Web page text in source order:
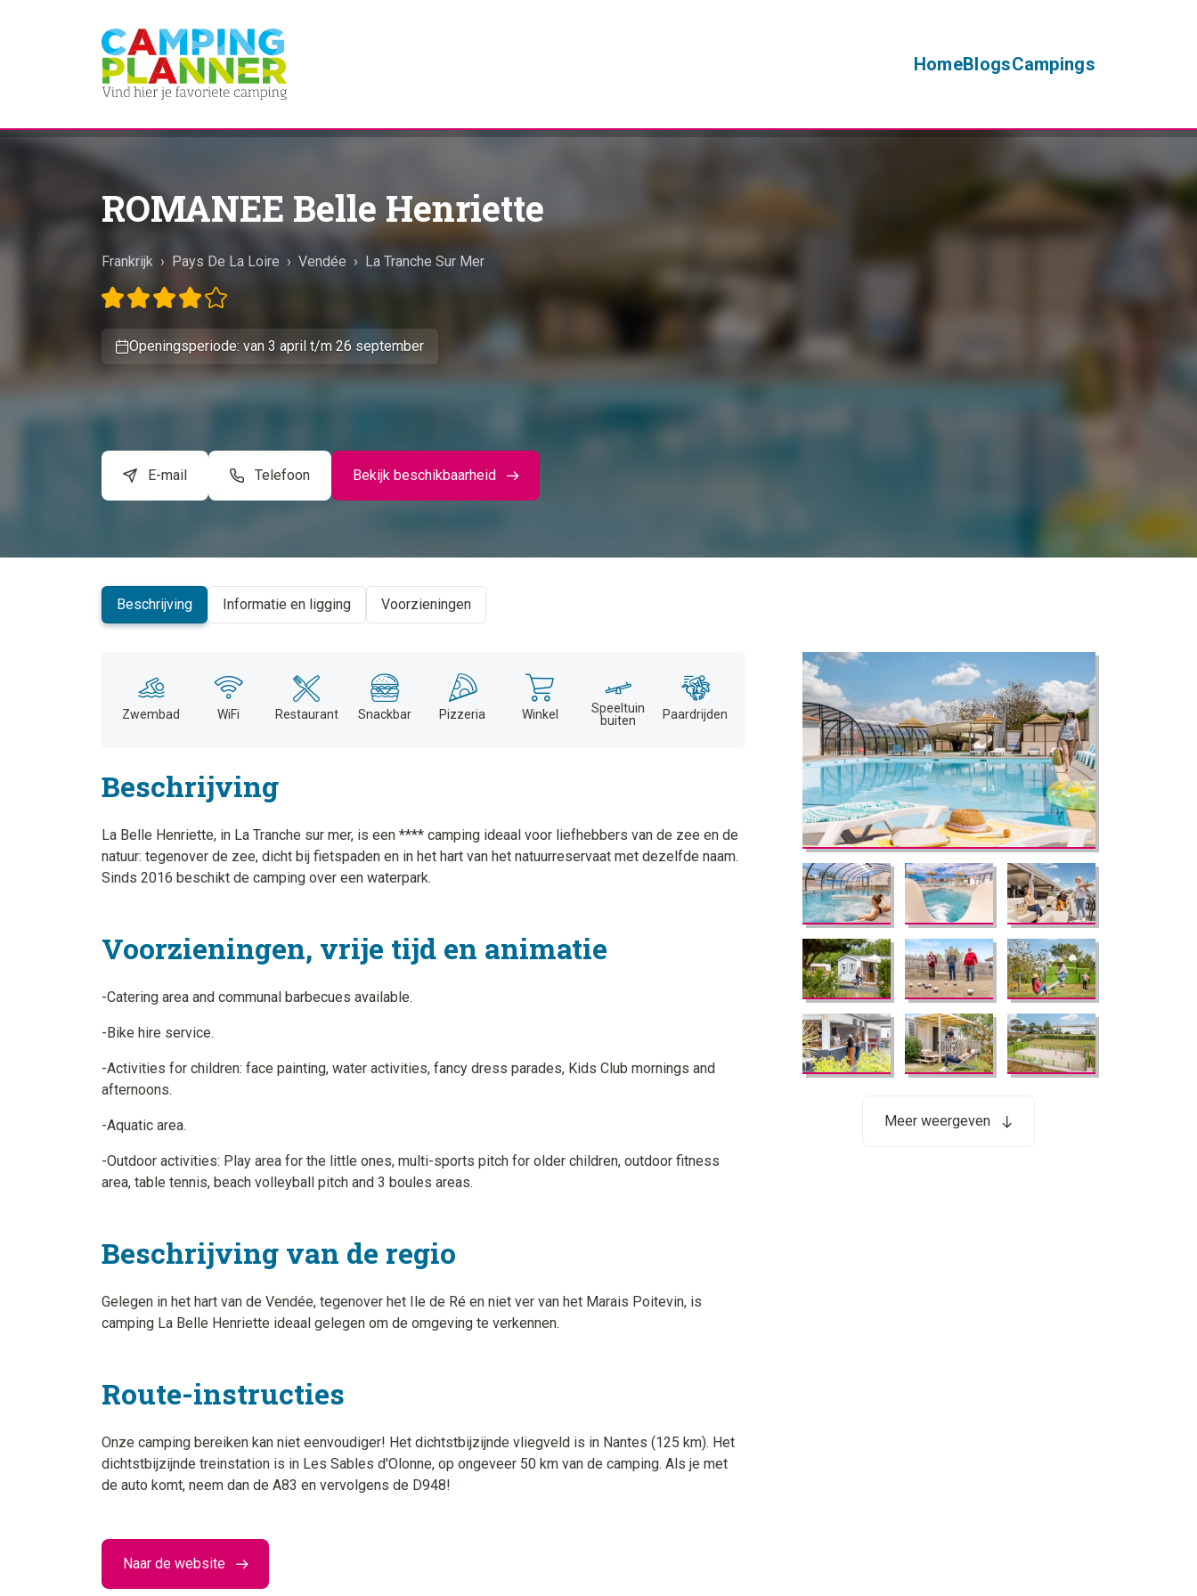
HomeBlogsCampings
ROMANEE Belle Henriette
Frankrijk › Pays De La Loire › Vendée › La Tranche Sur Mer
Openingsperiode: van 3 april t/m 26 september
E-mail Telefoon Bekijk beschikbaarheid
Beschrijving Informatie en ligging Voorzieningen
Zwembad WiFi Restaurant Snackbar Pizzeria Winkel
Speeltuin
buiten
Paardrijden
Beschrijving
La Belle Henriette, in La Tranche sur mer, is een **** camping ideaal voor liefhebbers van de zee en de
natuur: tegenover de zee, dicht bij fietspaden en in het hart van het natuurreservaat met dezelfde naam.
Sinds 2016 beschikt de camping over een waterpark.
Voorzieningen, vrije tijd en animatie
-Catering area and communal barbecues available.
-Bike hire service.
-Activities for children: face painting, water activities, fancy dress parades, Kids Club mornings and
afternoons.
-Aquatic area.
-Outdoor activities: Play area for the little ones, multi-sports pitch for older children, outdoor fitness
area, table tennis, beach volleyball pitch and 3 boules areas.
Beschrijving van de regio
Gelegen in het hart van de Vendée, tegenover het Ile de Ré en niet ver van het Marais Poitevin, is
camping La Belle Henriette ideaal gelegen om de omgeving te verkennen.
Route-instructies
Onze camping bereiken kan niet eenvoudiger! Het dichtstbijzijnde vliegveld is in Nantes (125 km). Het
dichtstbijzijnde treinstation is in Les Sables d'Olonne, op ongeveer 50 km van de camping. Als je met
de auto komt, neem dan de A83 en vervolgens de D948!
Meer weergeven
Naar de website